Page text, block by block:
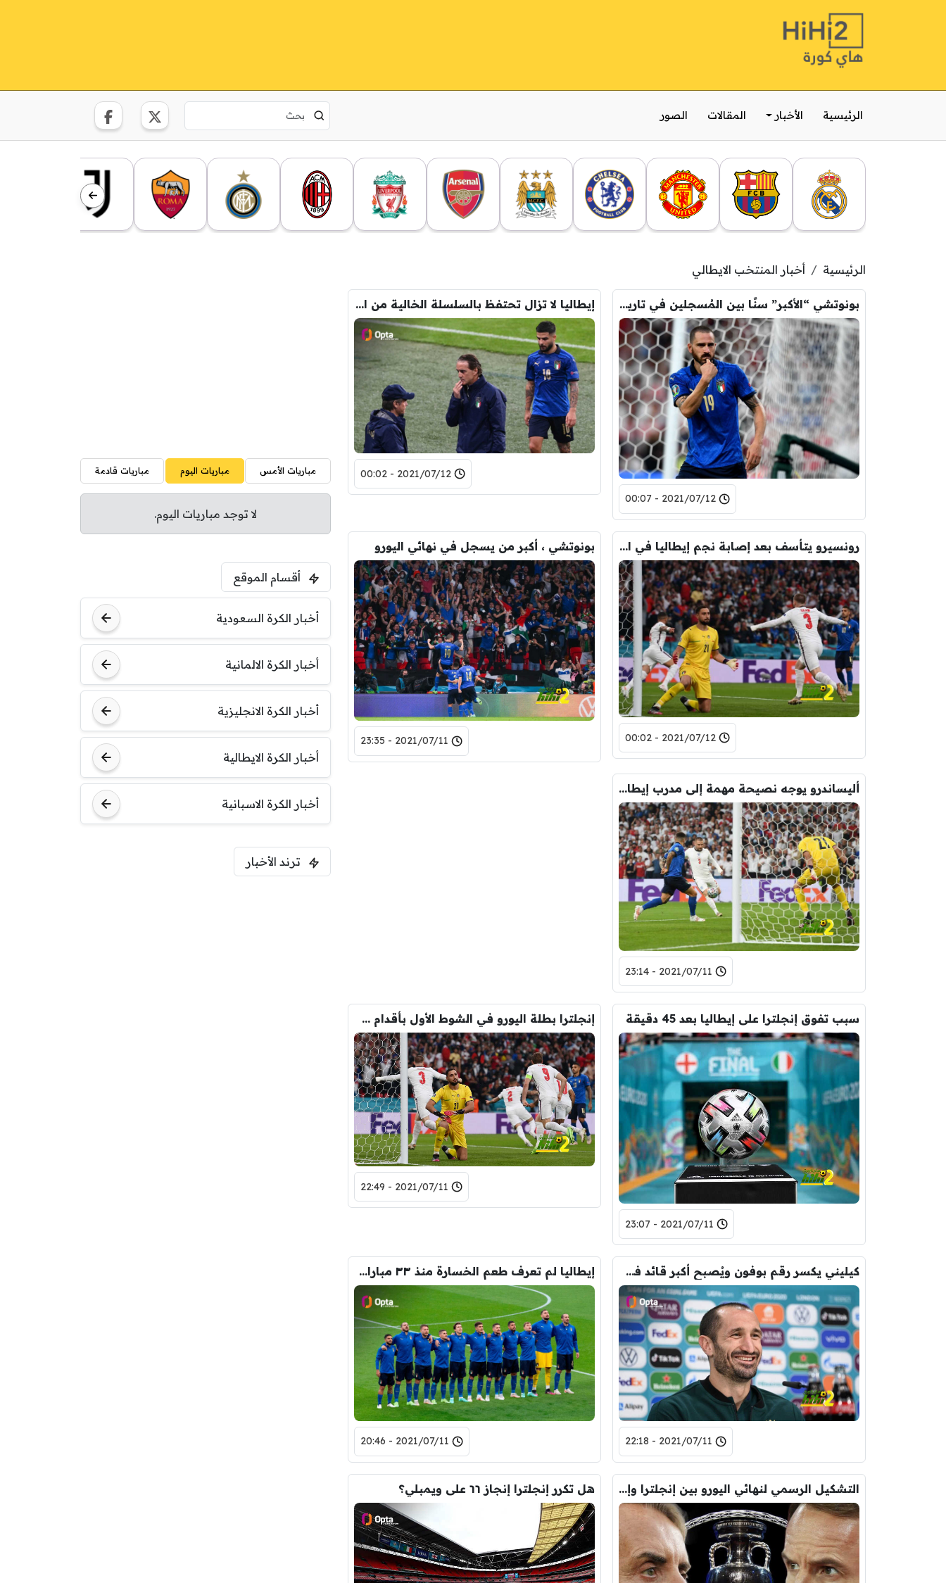
الرئيسية الأخبار المقالات الصور
الرئيسية أخبار المنتخب الايطالي
بونوتشي “الأكبر” سنًا بين المُسجلين في تاريخ نهائي اليورو!
2021/07/12 - 00:07
إيطاليا لا تزال تحتفظ بالسلسلة الخالية من الهزائم!
2021/07/12 - 00:02
رونسيرو يتأسف بعد إصابة نجم إيطاليا في النهائي
2021/07/12 - 00:02
بونوتشي ، أكبر من يسجل في نهائي اليورو
2021/07/11 - 23:35
أليساندرو يوجه نصيحة مهمة إلى مدرب إيطاليا
2021/07/11 - 23:14
سبب تفوق إنجلترا على إيطاليا بعد 45 دقيقة
2021/07/11 - 23:07
إنجلترا بطلة اليورو في الشوط الأول بأقدام شو!
2021/07/11 - 22:49
كيليني يكسر رقم بوفون ويُصبح أكبر قائد في تاريخ نهائي اليورو!
2021/07/11 - 22:18
إيطاليا لم تعرف طعم الخسارة منذ ٣٣ مباراة، هل تتذوقه الليلة؟
2021/07/11 - 20:46
التشكيل الرسمي لنهائي اليورو بين إنجلترا وإيطاليا.. هل تكرر إنجلترا إنجاز ٦٦ على ويمبلي؟
مباريات الأمس مباريات اليوم مباريات قادمة
لا توجد مباريات اليوم.
أقسام الموقع
أخبار الكرة السعودية
أخبار الكرة الالمانية
أخبار الكرة الانجليزية
أخبار الكرة الايطالية
أخبار الكرة الاسبانية
ترند الأخبار